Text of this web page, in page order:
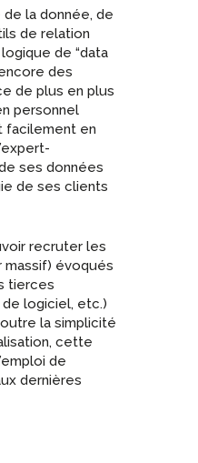
de la donnée, de
de relation
logique de “data
des
de plus en plus
personnel
facilement en
ses données
de ses clients
recruter les
massif) évoqués
tierces
logiciel, etc.)
la simplicité
cette
de
dernières